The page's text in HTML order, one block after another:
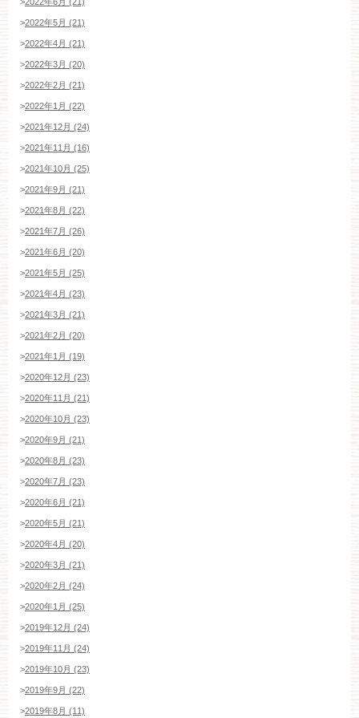
>2022年5月 (21)
>2022年4月 (21)
>2022年3月 (20)
>2022年2月 (21)
>2022年1月 (22)
>2021年12月 (24)
>2021年11月 (16)
>2021年10月 (25)
>2021年9月 (21)
>2021年8月 (22)
>2021年7月 (26)
>2021年6月 (20)
>2021年5月 (25)
>2021年4月 (23)
>2021年3月 (21)
>2021年2月 (20)
>2021年1月 (19)
>2020年12月 (23)
>2020年11月 (21)
>2020年10月 (23)
>2020年9月 (21)
>2020年8月 (23)
>2020年7月 (23)
>2020年6月 (21)
>2020年5月 (21)
>2020年4月 (20)
>2020年3月 (21)
>2020年2月 (24)
>2020年1月 (25)
>2019年12月 (24)
>2019年11月 (24)
>2019年10月 (23)
>2019年9月 (22)
>2019年8月 (11)
平日 12：00〜20：00